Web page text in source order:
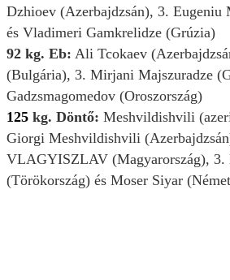
Dzhioev (Azerbajdzsán), 3. Eugeniu
és Vladimeri Gamkrelidze (Grúzia)
92 kg. Eb: Ali Tcokaev
(Bulgária), 3. Mirjani Majszuradze
Gadzsmagomedov (Oroszország)
125 kg. Döntő: Meshvildishvili
Giorgi Meshvildishvili
VLAGYISZLAV (Magyarország), 3.
(Törökország) és Moser Siyar